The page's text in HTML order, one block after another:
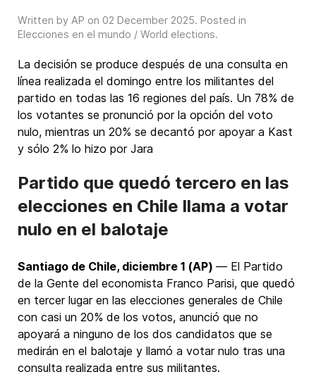
Written by AP on 02 December 2025. Posted in
Elecciones en el mundo / World elections.
La decisión se produce después de una consulta en
línea realizada el domingo entre los militantes del
partido en todas las 16 regiones del país. Un 78% de
los votantes se pronunció por la opción del voto
nulo, mientras un 20% se decantó por apoyar a Kast
y sólo 2% lo hizo por Jara
Partido que quedó tercero en las
elecciones en Chile llama a votar
nulo en el balotaje
Santiago de Chile, diciembre 1 (AP) — El Partido
de la Gente del economista Franco Parisi, que quedó
en tercer lugar en las elecciones generales de Chile
con casi un 20% de los votos, anunció que no
apoyará a ninguno de los dos candidatos que se
medirán en el balotaje y llamó a votar nulo tras una
consulta realizada entre sus militantes.